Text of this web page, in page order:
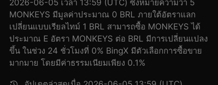
2026-06-05 เวลา 13:59 (UTC) ซึ่งหมายความว่า 5
MONKEYS มีมูลค่าประมาณ 0 BRL ภายใต้อัตราแลก
เปลี่ยนแบบเรียลไทม์ 1 BRL สามารถซื้อ MONKEYS ได้
ประมาณ E อัตรา MONKEYS ต่อ BRL มีการเปลี่ยนแปลง
ขึ้น ในช่วง 24 ชั่วโมงที่ 0% BingX มีตัวเลือกการซื้อขาย
มากมาย โดยมีค่าธรรมเนียมเพียง 0.1%